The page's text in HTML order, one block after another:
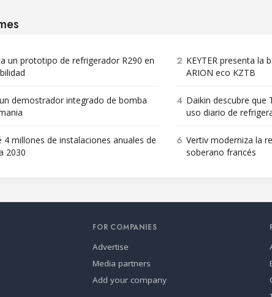
un prototipo de refrigerador R290 en
2 KEYTER presenta la
ARION eco KZTB
demostrador integrado de bomba
4 Daikin descubre que
uso diario de
4 millones de instalaciones anuales de
2030
6 Vertiv moderniza la
soberano francés
FOR COMPANIES
Advertise
Media partners
Add your company